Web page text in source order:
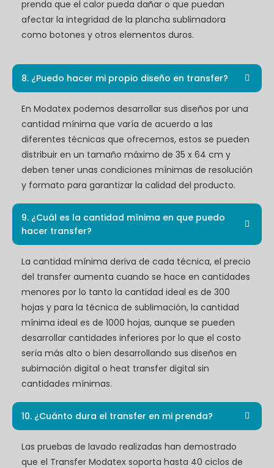
prenda que el calor pueda dañar o que puedan
afectar la integridad de la plancha sublimadora
como botones y otros elementos duros.
8. ¿Puedo hacer mi propio diseño en transfer?
En Modatex podemos desarrollar sus diseños por una
cantidad mínima que varía de acuerdo a las
diferentes técnicas que ofrecemos, estos se pueden
distribuir en un tamaño máximo de 35 x 64 cm y
deben tener unas condiciones mínimas de resolución
y formato para garantizar la calidad del producto.
9. ¿Cuál es la cantidad mínima en que puedo
hacer transfer?
La cantidad mínima deriva de cada técnica, el precio
del transfer aumenta cuando se hace en cantidades
menores por lo tanto la cantidad ideal es de 300
hojas y para la técnica de sublimación, la cantidad
mínima ideal es de 1000 hojas, aunque se pueden
desarrollar cantidades inferiores por lo que el costo
sería más alto o bien desarrollando sus diseños en
subimación digital o heat transfer digital sin
cantidades mínimas.
10. ¿Cuánto dura el transfer en mi prenda?
Las pruebas de lavado realizadas han demostrado
que el Transfer Modatex soporta hasta 40 ciclos de